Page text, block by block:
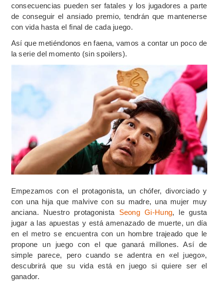
consecuencias pueden ser fatales y los jugadores a parte
de conseguir el ansiado premio, tendrán que mantenerse
con vida hasta el final de cada juego.
Así que metiéndonos en faena, vamos a contar un poco de
la serie del momento (sin spoilers).
Empezamos con el protagonista, un chófer, divorciado y
con una hija que malvive con su madre, una mujer muy
anciana. Nuestro protagonista Seong Gi-Hung, le gusta
jugar a las apuestas y está amenazado de muerte, un día
en el metro se encuentra con un hombre trajeado que le
propone un juego con el que ganará millones. Así de
simple parece, pero cuando se adentra en «el juego»,
descubrirá que su vida está en juego si quiere ser el
ganador.